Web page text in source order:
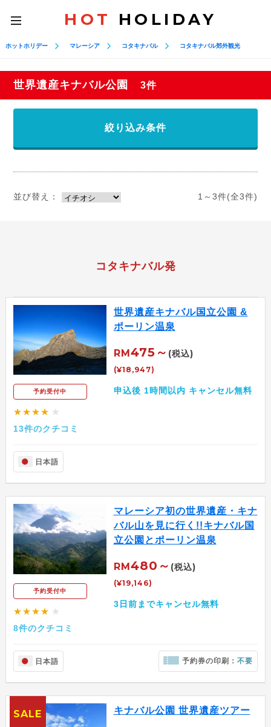
toggle
navigation
HOT HOLIDAY
ホットホリデー マレーシア コタキナバル コタキナバル郊外観光
世界遺産キナバル公園 3件
絞り込み条件
並び替え： 1～3件(全3件)
コタキナバル発
予約受付中
★★★★ ★
13件のクチコミ
世界遺産キナバル国立公園 &
ポーリン温泉
RM 475～ (税込)
(¥18,947)
申込後 1時間以内 キャンセル無料
日本語
予約受付中
★★★★ ★
8件のクチコミ
マレーシア初の世界遺産・キナ
バル山を見に行く!!キナバル国
立公園とポーリン温泉
RM 480～ (税込)
(¥19,146)
3日前までキャンセル無料
日本語 予約券の印刷：不要
キナバル公園 世界遺産ツアー
SALE